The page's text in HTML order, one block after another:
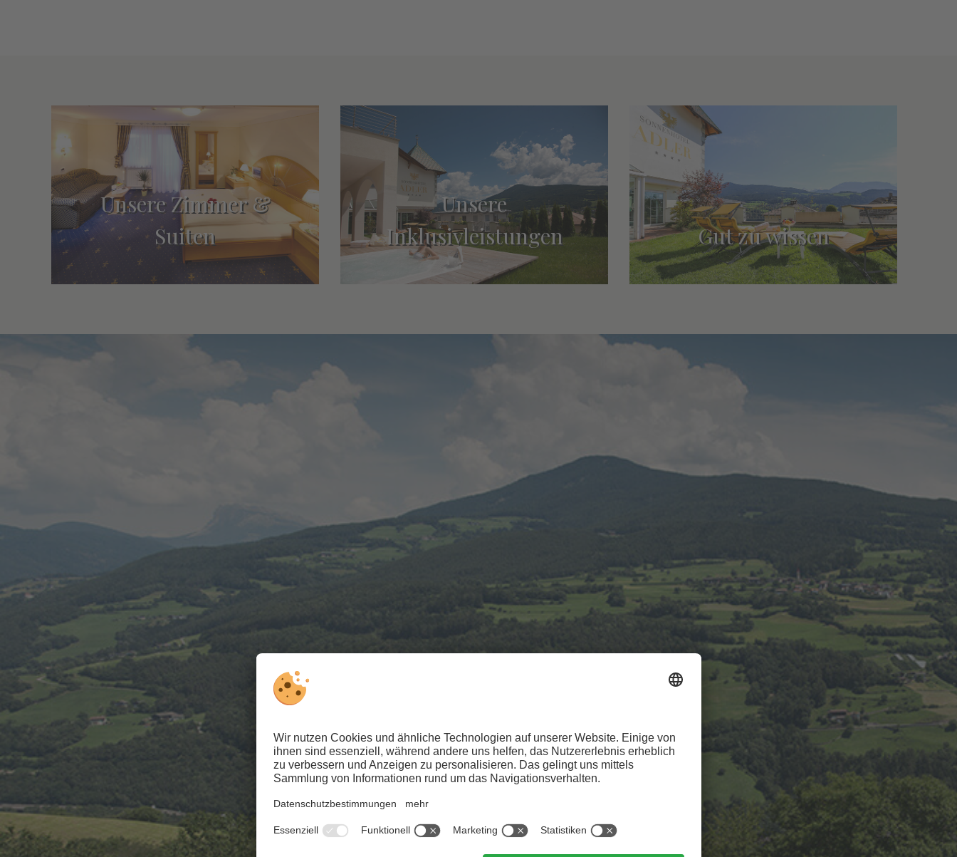
Unsere Zimmer &
Suiten
Unsere
Inklusivleistungen
Gut zu wissen